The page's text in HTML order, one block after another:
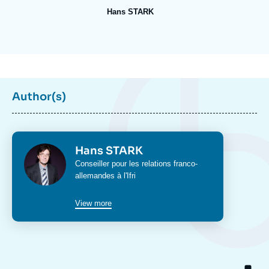
Hans STARK
Author(s)
Photo Hans STARK
Intitulé
du
Conseiller pour les relations franco-
allemandes à l'Ifri
View more